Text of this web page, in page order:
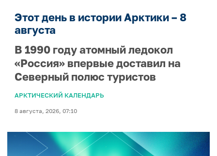
Этот день в истории Арктики – 8
августа
В 1990 году атомный ледокол
«Россия» впервые доставил на
Северный полюс туристов
АРКТИЧЕСКИЙ КАЛЕНДАРЬ
8 августа, 2026, 07:10